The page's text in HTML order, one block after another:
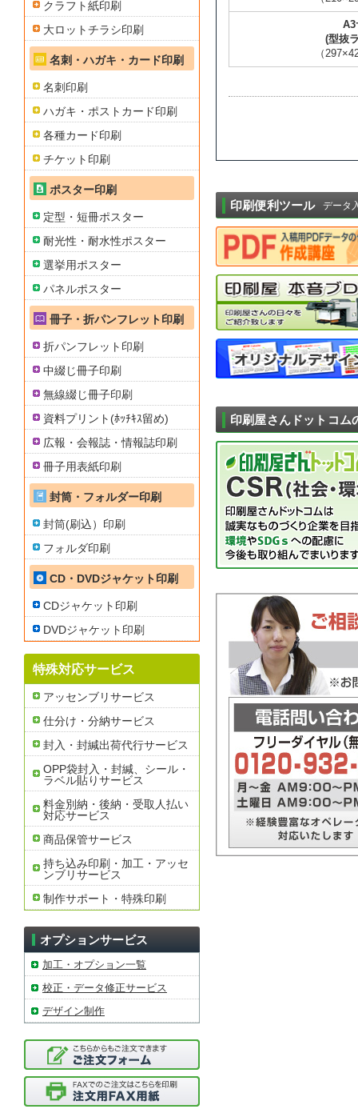
A3
(型抜
（
印刷便利ツール データ
印刷屋さんドットコム
クラフト紙印刷
大ロットチラシ印刷
名刺・ハガキ・カード印刷
名刺印刷
ハガキ・ポストカード印刷
各種カード印刷
チケット印刷
ポスター印刷
定型・短冊ポスター
耐光性・耐水性ポスター
選挙用ポスター
パネルポスター
冊子・折パンフレット印刷
折パンフレット印刷
中綴じ冊子印刷
無線綴じ冊子印刷
資料プリント(ﾎｯﾁｷｽ留め)
広報・会報誌・情報誌印刷
冊子用表紙印刷
封筒・フォルダー印刷
封筒(刷込）印刷
フォルダ印刷
CD・DVDジャケット印刷
CDジャケット印刷
DVDジャケット印刷
特殊対応サービス
アッセンブリサービス
仕分け・分納サービス
封入・封緘出荷代行サービス
OPP袋封入・封緘、シール・
ラベル貼りサービス
料金別納・後納・受取人払い
対応サービス
商品保管サービス
持ち込み印刷・加工・アッセ
ンブリサービス
制作サポート・特殊印刷
オプションサービス
加工・オプション一覧
校正・データ修正サービス
デザイン制作